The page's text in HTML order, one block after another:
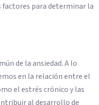
para determinar la
de la ansiedad. A lo
en la relación entre el
el estrés crónico y las
al desarrollo de